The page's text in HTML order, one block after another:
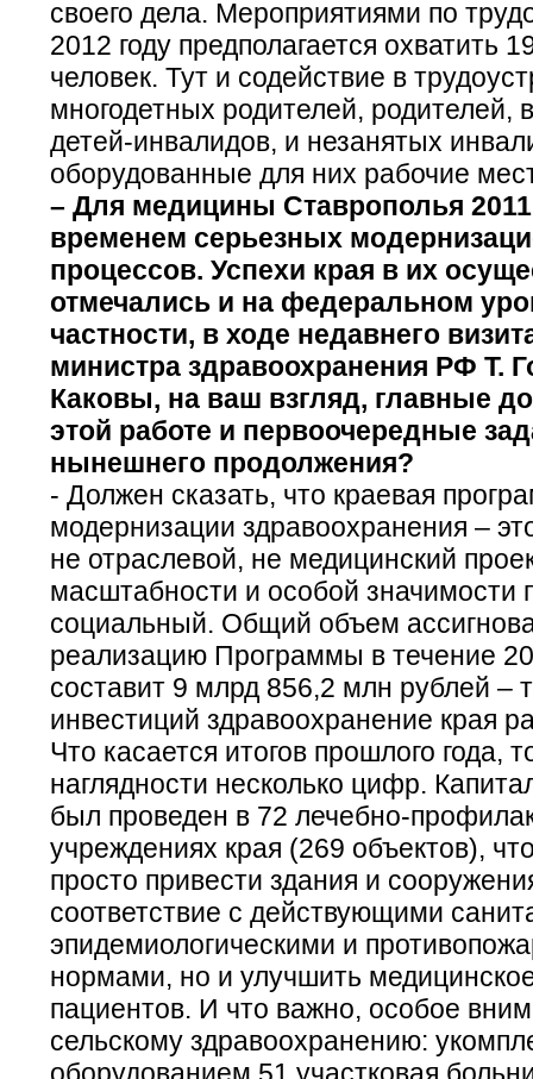
своего дела. Мероприятиями по
2012 году предполагается охватить
человек. Тут и содействие в
многодетных родителей,
детей-инвалидов, и незанятых
оборудованные для них рабочие
– Для медицины Ставрополья 2011
временем серьезных
процессов. Успехи края в их
отмечались и на федеральном
частности, в ходе недавнего
министра здравоохранения РФ Т.
Каковы, на ваш взгляд, главные
этой работе и первоочередные
нынешнего продолжения?
- Должен сказать, что краевая
модернизации здравоохранения –
не отраслевой, не медицинский
масштабности и особой значимости
социальный. Общий объем
реализацию Программы в течение
составит 9 млрд 856,2 млн рублей –
инвестиций здравоохранение края
Что касается итогов прошлого года,
наглядности несколько цифр.
был проведен в 72 лечебно-
учреждениях края (269 объектов),
просто привести здания и
соответствие с действующими
эпидемиологическими и
нормами, но и улучшить
пациентов. И что важно, особое
сельскому здравоохранению:
оборудованием 51 участковая